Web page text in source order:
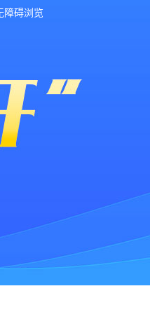
障碍浏览